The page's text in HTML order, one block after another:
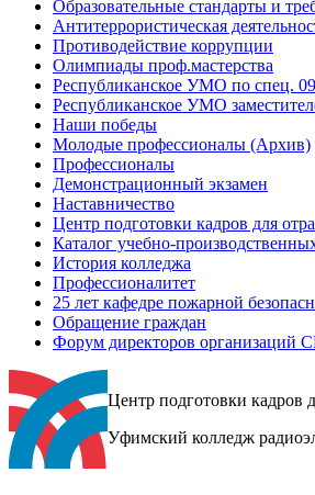
Образовательные стандарты и
Антитеррористическая
Противодействие коррупции
Олимпиады проф.мастерства
Республиканское УМО по спец.
Республиканское УМО
Наши победы
Молодые профессионалы (Архив)
Профессионалы
Демонстрационный экзамен
Наставничество
Центр подготовки кадров для
Каталог учебно-
История колледжа
Профессионалитет
25 лет кафедре пожарной
Обращение граждан
Форум директоров
Центр подготовки кадров
Уфимский колледж